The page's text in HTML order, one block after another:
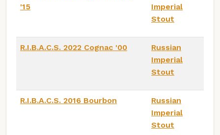
'15
Imperial
Stout
R.I.B.A.C.S. 2022 Cognac '00
Russian
Imperial
Stout
R.I.B.A.C.S. 2016 Bourbon
Russian
Imperial
Stout